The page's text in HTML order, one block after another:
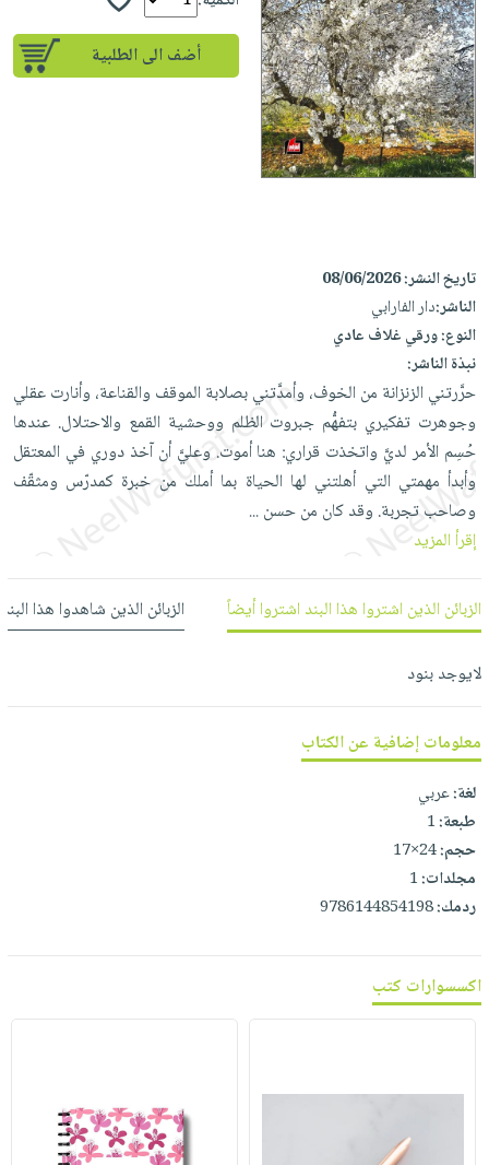
إختياراتنا
كتب
أكاديمية
صندوق
القراءة
English
iKitab
بلا
حدود
أسئلة
يتكرر
طرحها
على
Android
تحميل
iKitab
على
Apple
أسئلة
يتكرر
طرحها
تحميل
masmu3
على
على
Apple
المواضيع
الأكثر
مبيعاً
إختياراتنا
وسائل
جوائز
تعليمية
الصحة
والعناية
الشخصية
جديد
العناية
الشخصية
العناية
وتصفيف
الشعر
العناية
بالجسم
العناية
بالأسنان
والتغذية
والسفرة
جديد
الكل
أواني
الطهي
أدوات
الخبز
أدوات
المائدة
الأوعية
والتخزين
المطبخ
متجر
الهدايا
أقسام
الأكثر
مبيعاً
للمدارس
اكسسوارات
اكسسوارات
ملابس
مطرزات
حقائب
حلي
بالذات
صابون
أطفال
شحن
مجاني
بنود
مختارة
اشتراكات
الاشتراكات
القراءة
iKitab
بلا
حدود
بحث
متقدم
نيل
وفرات
عن
الشركة
الشركة
فيديوهات
طرحها
حسابك
الأمنيات
عربة
نشرة
أضف الى الطلبية
تاريخ النشر:08/06/2026
الناشر:دار الفارابي
النوع:ورقي غلاف عادي
نبذة الناشر:
حرَّرتني الزنزانة من الخوف، وأمدَّتني بصلابة الموقف والقناعة، وأنارت عقلي
وجوهرت تفكيري بتفهُّم جبروت الظلم ووحشية القمع والاحتلال. عندها
حُسِم الأمر لديَّ واتخذت قراري: هنا أموت. وعليَّ أن آخذ دوري في المعتقل
وأبدأ مهمتي التي أهلتني لها الحياة بما أملك من خبرة كمدرّس ومثقّف
وصاحب تجربة. وقد كان من حسن...
إقرأ المزيد
الزبائن الذين اشتروا هذا البند اشتروا أيضاً الزبائن الذين شاهدوا هذا
لايوجد بنود
معلومات إضافية عن الكتاب
لغة:عربي
طبعة:1
حجم:24×17
مجلدات:1
ردمك:9786144854198
اكسسوارات كتب